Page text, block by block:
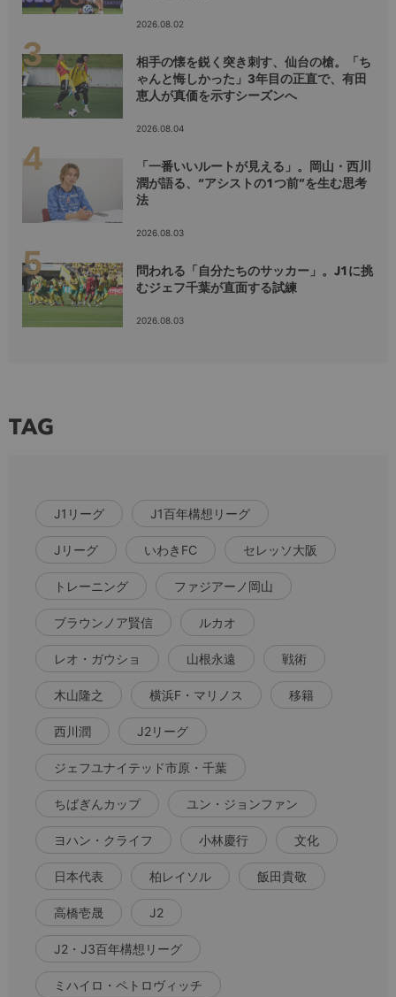
2026.08.02
相手の懐を鋭く突き刺す、仙台の槍。「ち
ゃんと悔しかった」3年目の正直で、有田
恵人が真価を示すシーズンへ
2026.08.04
「一番いいルートが見える」。岡山・西川
潤が語る、“アシストの1つ前”を生む思考
法
2026.08.03
問われる「自分たちのサッカー」。J1に挑
むジェフ千葉が直面する試練
2026.08.03
TAG
J1リーグ J1百年構想リーグ
Jリーグ いわきFC セレッソ大阪
トレーニング ファジアーノ岡山
ブラウンノア賢信 ルカオ
レオ・ガウショ 山根永遠 戦術
木山隆之 横浜F・マリノス 移籍
西川潤 J2リーグ
ジェフユナイテッド市原・千葉
ちばぎんカップ ユン・ジョンファン
ヨハン・クライフ 小林慶行 文化
日本代表 柏レイソル 飯田貴敬
高橋壱晟 J2
J2・J3百年構想リーグ
ミハイロ・ペトロヴィッチ